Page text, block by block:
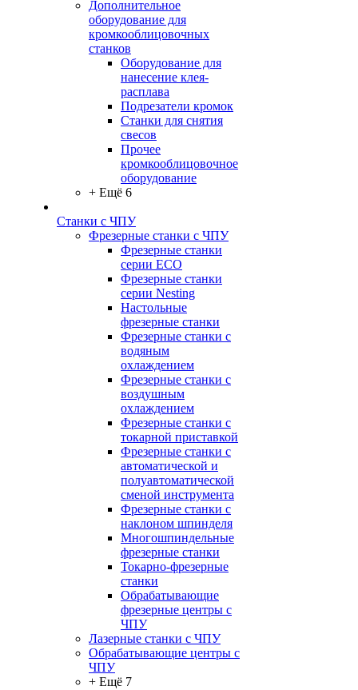
Дополнительное
оборудование для
кромкооблицовочных
станков
Оборудование для
нанесение клея-
расплава
Подрезатели кромок
Станки для снятия
свесов
Прочее
кромкооблицовочное
оборудование
+ Ещё 6
Станки с ЧПУ
Фрезерные станки с ЧПУ
Фрезерные станки
серии ECO
Фрезерные станки
серии Nesting
Настольные
фрезерные станки
Фрезерные станки с
водяным
охлаждением
Фрезерные станки с
воздушным
охлаждением
Фрезерные станки с
токарной приставкой
Фрезерные станки с
автоматической и
полуавтоматической
сменой инструмента
Фрезерные станки с
наклоном шпинделя
Многошпиндельные
фрезерные станки
Токарно-фрезерные
станки
Обрабатывающие
фрезерные центры с
ЧПУ
Лазерные станки с ЧПУ
Обрабатывающие центры с
ЧПУ
+ Ещё 7